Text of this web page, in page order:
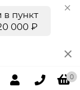
в пункт
000 ₽
0